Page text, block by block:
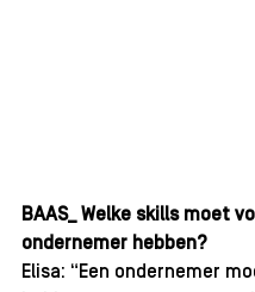
BAAS_ Welke skills moet
ondernemer hebben?
Elisa: “Een ondernemer